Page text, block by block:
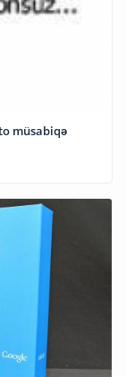
müsabiqə